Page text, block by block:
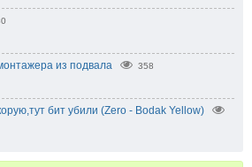
из подвала 358
бит убили (Zero - Bodak Yellow)